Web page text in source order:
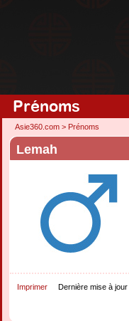
Prénoms
Asie360.com > Prénoms
Lemah
Imprimer Dernière mise à